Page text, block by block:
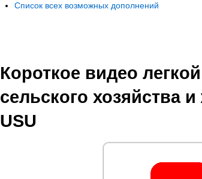
Список всех возможных дополнений
Короткое видео
сельского хозяйства
USU